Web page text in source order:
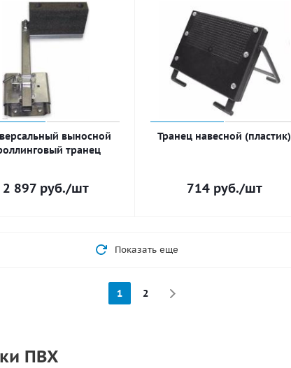
выносной
транец
2 897 руб./шт
Транец навесной (пластик)
714руб./шт
Показать еще
1 2
ПВХ